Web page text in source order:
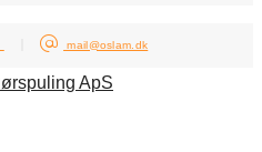
mail@oslam.dk